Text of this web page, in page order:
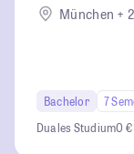
München + 2
Bachelor
7
Duales Studium0